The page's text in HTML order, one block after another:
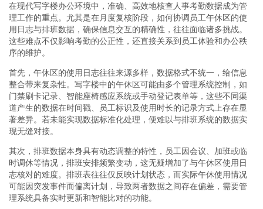
在现代写字楼办公环境中，准确、高效地核查人事考勤数据成为管
理工作的重点。尤其是在月度复核阶段，如何协调员工午休区的使
用日志与排班数据，确保信息交互的精确性，往往面临诸多挑战。
这些难点不仅影响考勤的公正性，还直接关系到员工体验和办公秩
序的维护。
首先，午休区的使用日志往往来源多样，数据格式不统一，给信息
整合带来复杂性。写字楼中的午休区可能由多个管理系统控制，如
门禁刷卡记录、智能座椅感应系统或手动登记表单等，这些不同渠
道产生的数据在时间戳、员工标识及使用时长的记录方式上存在显
著差异。若未能实现数据标准化处理，便难以与排班系统的数据实
现无缝对接。
其次，排班数据本身具有动态调整的特性，员工因会议、加班或临
时调休等情况，排班安排频繁变动，这无疑增加了与午休区使用日
志核对的难度。排班表往往仅反映计划状态，而实际午休使用情况
可能因突发事件而偏离计划，导致两者数据之间存在偏差，需要管
理系统具备实时更新和智能比对的功能。